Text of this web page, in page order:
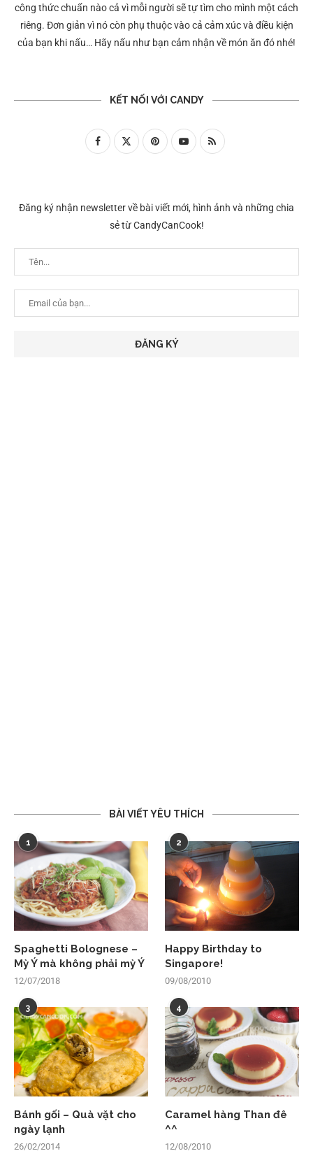
công thức chuẩn nào cả vì mỗi người sẽ tự tìm cho mình một cách
riêng. Đơn giản vì nó còn phụ thuộc vào cả cảm xúc và điều kiện
của bạn khi nấu… Hãy nấu như bạn cảm nhận về món ăn đó nhé!
KẾT NỐI VỚI CANDY
Đăng ký nhận newsletter về bài viết mới, hình ảnh và những chia
sẻ từ CandyCanCook!
BÀI VIẾT YÊU THÍCH
1
Spaghetti Bolognese –
Mỳ Ý mà không phải mỳ Ý
12/07/2018
2
Happy Birthday to
Singapore!
09/08/2010
3
Bánh gối – Quà vặt cho
ngày lạnh
26/02/2014
4
Caramel hàng Than đê
^^
12/08/2010